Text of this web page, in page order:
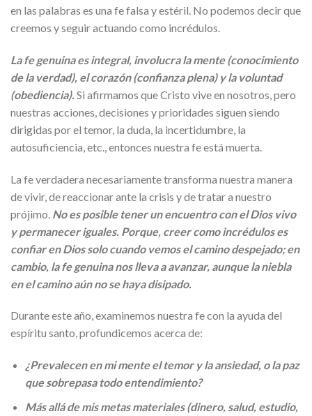
en las palabras es una fe falsa y estéril. No podemos decir que
creemos y seguir actuando como incrédulos.
La fe genuina es integral, involucra la mente (conocimiento
de la verdad), el corazón (confianza plena) y la voluntad
(obediencia). Si afirmamos que Cristo vive en nosotros, pero
nuestras acciones, decisiones y prioridades siguen siendo
dirigidas por el temor, la duda, la incertidumbre, la
autosuficiencia, etc., entonces nuestra fe está muerta.
La fe verdadera necesariamente transforma nuestra manera
de vivir, de reaccionar ante la crisis y de tratar a nuestro
prójimo. No es posible tener un encuentro con el Dios vivo
y permanecer iguales. Porque, creer como incrédulos es
confiar en Dios solo cuando vemos el camino despejado; en
cambio, la fe genuina nos lleva a avanzar, aunque la niebla
en el camino aún no se haya disipado.
Durante este año, examinemos nuestra fe con la ayuda del
espíritu santo, profundicemos acerca de:
¿Prevalecen en mi mente el temor y la ansiedad, o la paz
que sobrepasa todo entendimiento?
Más allá de mis metas materiales (dinero, salud, estudio,